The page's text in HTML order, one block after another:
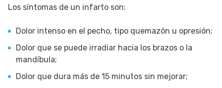
Los síntomas de un infarto son:
Dolor intenso en el pecho, tipo quemazón u opresión;
Dolor que se puede irradiar hacia los brazos o la
mandíbula;
Dolor que dura más de 15 minutos sin mejorar;